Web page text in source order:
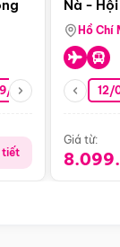
08 22/08 26/
tiết
Nà -
Động
Hồ Chí
12/
Giá từ: